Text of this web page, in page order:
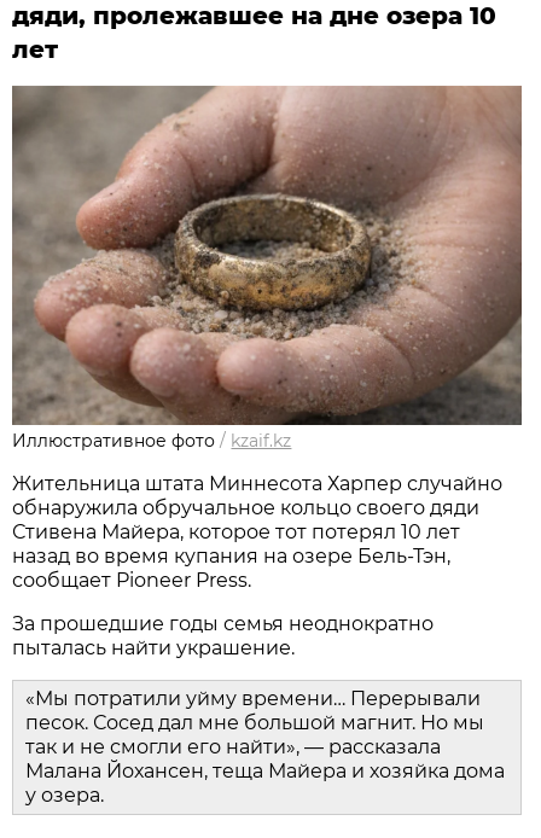
дяди, пролежавшее на дне озера 10
лет
Иллюстративное фото / kzaif.kz
Жительница штата Миннесота Харпер случайно
обнаружила обручальное кольцо своего дяди
Стивена Майера, которое тот потерял 10 лет
назад во время купания на озере Бель-Тэн,
сообщает Pioneer Press.
За прошедшие годы семья неоднократно
пыталась найти украшение.
«Мы потратили уйму времени… Перерывали
песок. Сосед дал мне большой магнит. Но мы
так и не смогли его найти», — рассказала
Малана Йохансен, теща Майера и хозяйка дома
у озера.